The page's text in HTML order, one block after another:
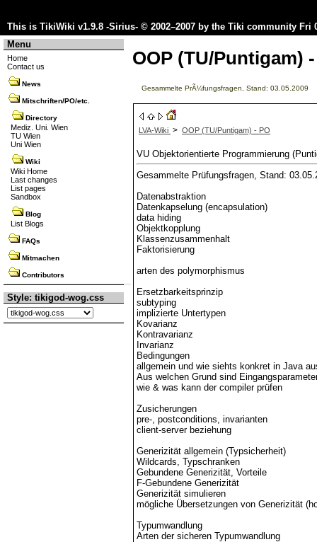
This is TikiWiki v1.9.8 -Sirius- © 2002–2007 by the Tiki community Fri
Menu
Home
Contact us
News
Mitschriften/PO/etc.
Directory
Mediz. Uni. Wien
TU Wien
Uni Wien
Wiki
Wiki Home
Last changes
List pages
Sandbox
Blog
List Blogs
FAQs
Mitmachen
Contributors
Style: tikigod-wog.css
OOP (TU/Puntigam)
Gesammelte PrÃ¼fungsfragen, Stand: 03.05.2009
LVA-Wiki > OOP (TU/Puntigam) - PO
VU Objektorientierte Programmierung
Gesammelte Prüfungsfragen, Stand:
Datenabstraktion
Datenkapselung (encapsulation)
data hiding
Objektkopplung
Klassenzusammenhalt
Faktorisierung
arten des polymorphismus
Ersetzbarkeitsprinzip
subtyping
implizierte Untertypen
Kovarianz
Kontravarianz
Invarianz
Bedingungen
allgemein und wie siehts konkret in Java
Aus welchen Grund sind
wie & was kann der compiler prüfen
Zusicherungen
pre-, postconditions, invarianten
client-server beziehung
Generizität allgemein (Typsicherheit)
Wildcards, Typschranken
Gebundene Generizität, Vorteile
F-Gebundene Generizität
Generizität simulieren
mögliche Übersetzungen von Generizität
Typumwandlung
Arten der sicheren Typumwandlung